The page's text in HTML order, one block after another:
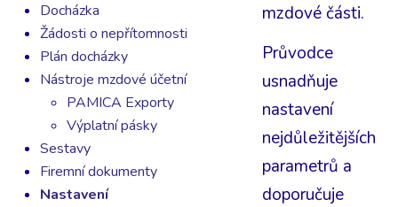
Docházka
Žádosti o nepřítomnosti
Plán docházky
Nástroje mzdové účetní
PAMICA Exporty
Výplatní pásky
Sestavy
Firemní dokumenty
Nastavení
mzdové části.
Průvodce
usnadňuje
nastavení
nejdůležitějších
parametrů a
doporučuje